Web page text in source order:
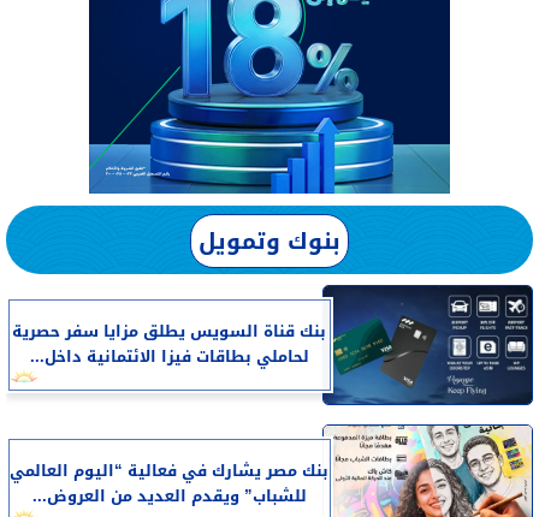
بنوك وتمويل
بنك قناة السويس يطلق مزايا سفر حصرية
لحاملي بطاقات فيزا الائتمانية داخل...
بنك مصر يشارك في فعالية “اليوم العالمي
للشباب” ويقدم العديد من العروض...